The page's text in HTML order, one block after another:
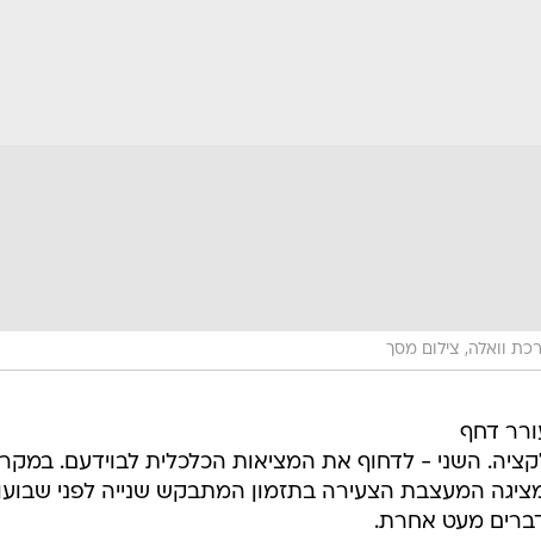
וואלה, צילום מסך
דחף
השני - לדחוף את המציאות הכלכלית לבוידעם.
המעצבת הצעירה בתזמון המתבקש שנייה לפני
מעט אחרת.